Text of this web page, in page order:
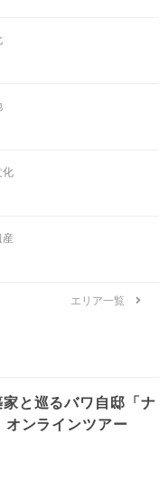
化
産
エリア一覧
と巡るバワ自邸「ナ
オンラインツアー